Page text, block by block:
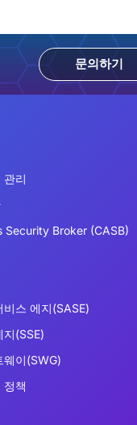
문의하기
관리
Security Broker (CASB)
비스 에지(SASE)
지(SSE)
웨이(SWG)
정책